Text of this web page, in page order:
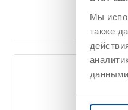
Мы
также